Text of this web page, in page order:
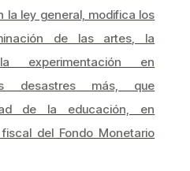
la ley general, modifica los
de las artes, la
experimentación en
desastres más, que
de la educación, en
del Fondo Monetario